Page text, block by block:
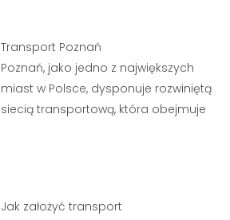
Transport Poznań
Poznań, jako jedno z największych
miast w Polsce, dysponuje rozwiniętą
siecią transportową, która obejmuje
Jak założyć transport